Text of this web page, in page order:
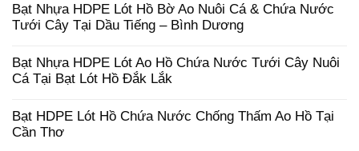
Bạt Nhựa HDPE Lót Hồ Bờ Ao Nuôi Cá & Chứa Nước
Tưới Cây Tại Dầu Tiếng – Bình Dương
Bạt Nhựa HDPE Lót Ao Hồ Chứa Nước Tưới Cây Nuôi
Cá Tại Bạt Lót Hồ Đắk Lắk
Bạt HDPE Lót Hồ Chứa Nước Chống Thấm Ao Hồ Tại
Cần Thơ